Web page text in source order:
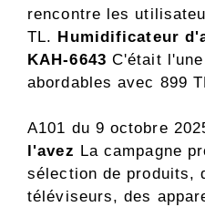
rencontre les
TL. Humidificateur
KAH-6643 C'était
abordables avec 899
A101 du 9 octobre
l'avez La campagne
sélection de produits,
téléviseurs, des